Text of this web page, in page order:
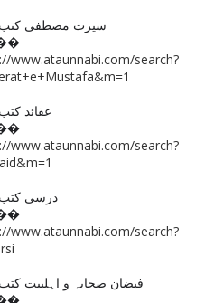
�� سیرت مصطفی کتب
www.ataunnabi.com/search?
�� عقائد کتب
www.ataunnabi.com/search?
�� درسی کتب
www.ataunnabi.com/search?
�� فیضان صحابہ و اہلبیت کتب